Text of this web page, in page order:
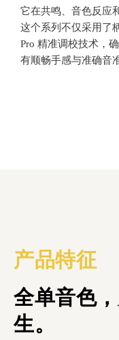
它在共鸣、音色反应
这个系列不仅采用了
Pro 精准调校技术，
有顺畅手感与准确音
产品特征
全单音色
生。